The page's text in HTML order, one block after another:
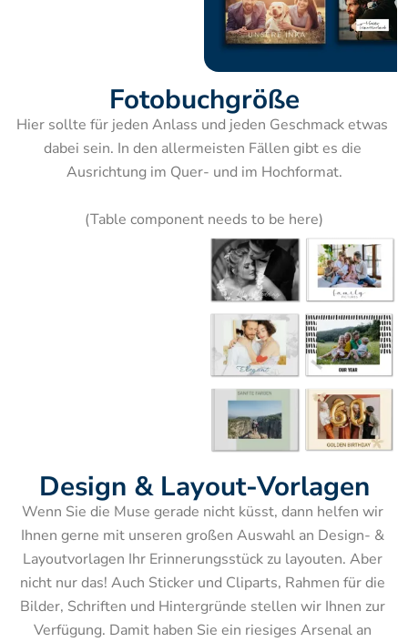
Fotobuchgröße
Hier sollte für jeden Anlass und jeden Geschmack etwas
dabei sein. In den allermeisten Fällen gibt es die
Ausrichtung im Quer- und im Hochformat.
(Table component needs to be here)
Design & Layout-Vorlagen
Wenn Sie die Muse gerade nicht küsst, dann helfen wir
Ihnen gerne mit unseren großen Auswahl an Design- &
Layoutvorlagen Ihr Erinnerungsstück zu layouten. Aber
nicht nur das! Auch Sticker und Cliparts, Rahmen für die
Bilder, Schriften und Hintergründe stellen wir Ihnen zur
Verfügung. Damit haben Sie ein riesiges Arsenal an